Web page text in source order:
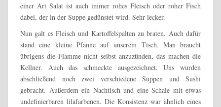
einer Art Salat ist auch immer rohes Fleisch oder roher Fisch
dabei, der in der Suppe gedünstet wird. Sehr lecker.
Nun galt es Fleisch und Kartoffelspalten zu braten. Auch dafür
stand eine kleine Pfanne auf unserem Tisch. Man braucht
übrigens die Flamme nicht selbst anzuzünden, das machen die
Kellner. Auch das schmeckte ausgezeichnet. Uns wurden
abschließend noch zwei verschiedene Suppen und Sushi
gebracht. Außerdem ein Nachtisch und eine Schale mit etwas
undefinierbaren lilafarbenen. Die Konsistenz war ähnlich eines